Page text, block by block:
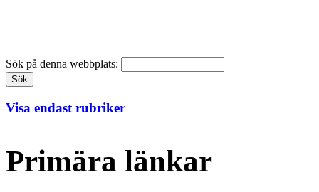
Sök på denna webbplats:
Visa endast rubriker
Primära länkar